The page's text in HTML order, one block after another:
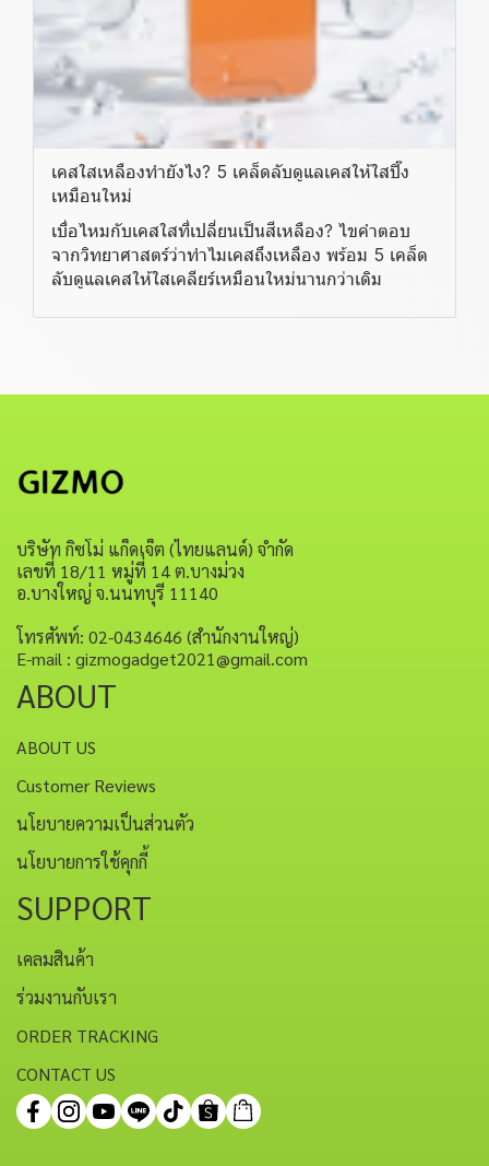
เคสใสเหลืองทำยังไง? 5 เคล็ดลับดูแลเคสให้ใสปิ๊ง
เหมือนใหม่
เบื่อไหมกับเคสใสที่เปลี่ยนเป็นสีเหลือง? ไขคำตอบ
จากวิทยาศาสตร์ว่าทำไมเคสถึงเหลือง พร้อม 5 เคล็ด
ลับดูแลเคสให้ใสเคลียร์เหมือนใหม่นานกว่าเดิม
บริษัท กิซโม่ แก็ดเจ็ต (ไทยแลนด์) จำกัด
เลขที่ 18/11 หมู่ที่ 14 ต.บางม่วง
อ.บางใหญ่ จ.นนทบุรี 11140
โทรศัพท์: 02-0434646 (สำนักงานใหญ่)
E-mail : gizmogadget2021@gmail.com
ABOUT
ABOUT US
Customer Reviews
นโยบายความเป็นส่วนตัว
นโยบายการใช้คุกกี้
SUPPORT
เคลมสินค้า
ร่วมงานกับเรา
ORDER TRACKING
CONTACT US